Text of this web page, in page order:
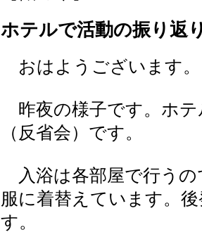
ホテルで活動の振り返
おはようございます。
昨夜の様子です。ホテ
（反省会）です。
入浴は各部屋で行うの
服に着替えています。
す。